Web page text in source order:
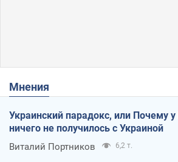
Мнения
Украинский парадокс, или Почему у
ничего не получилось с Украиной
Виталий Портников 6,2 т.